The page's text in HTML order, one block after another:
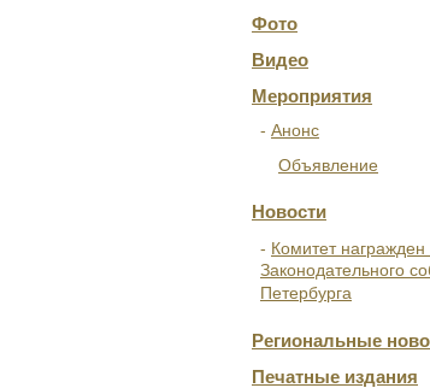
Фото
Видео
Мероприятия
Анонс
Объявление
Новости
Комитет
Законодательного
Петербурга
Региональные
Печатные издания